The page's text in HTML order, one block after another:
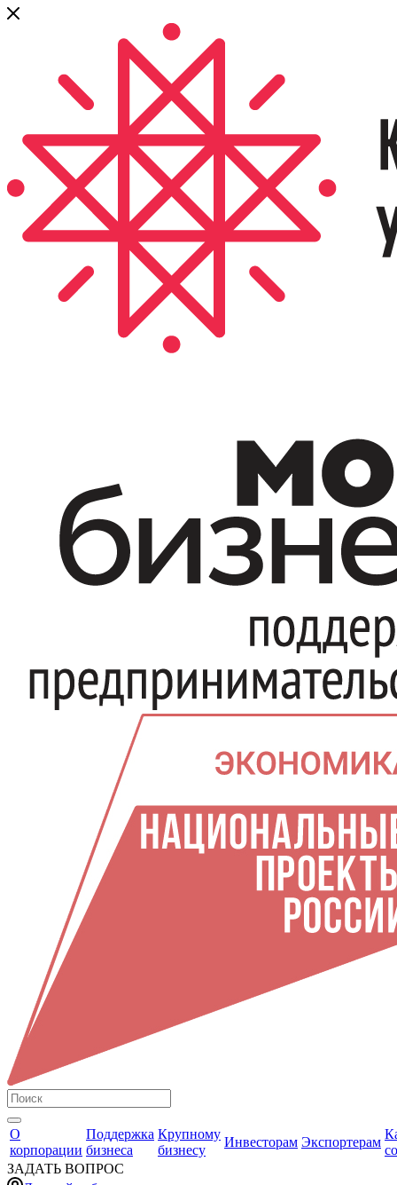
О
корпорации
Поддержка
бизнеса
Крупному
бизнесу
Инвесторам Экспортерам
ЗАДАТЬ ВОПРОС